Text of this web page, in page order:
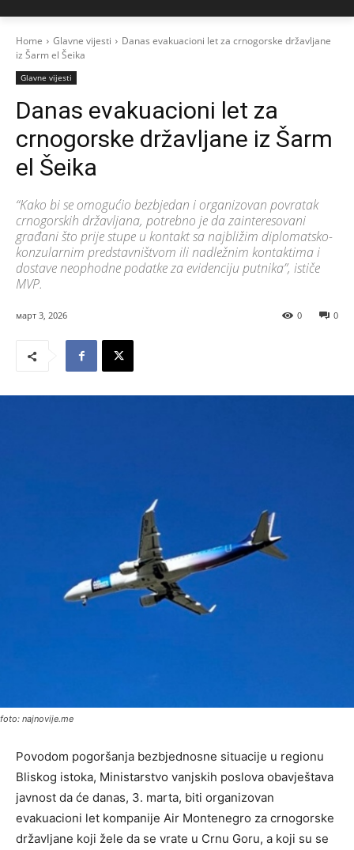
Home Glavne vijesti
Danas evakuacioni let za crnogorske državljane
iz Šarm el Šeika
Glavne vijesti
Danas evakuacioni let za
crnogorske državljane iz Šarm
el Šeika
“Kako bi se omogućio bezbjedan i organizovan povratak
crnogorskih državljana, potrebno je da zainteresovani
građani što prije stupe u kontakt sa najbližim diplomatsko-
konzularnim predstavništvom ili nadležnim kontaktima i
dostave neophodne podatke za evidenciju putnika”, ističe
MVP.
март 3, 2026 0
0
foto: najnovije.me
Povodom pogoršanja bezbjednosne situacije u regionu
Bliskog istoka, Ministarstvo vanjskih poslova obavještava
javnost da će danas, 3. marta, biti organizovan
evakuacioni let kompanije Air Montenegro za crnogorske
državljane koji žele da se vrate u Crnu Goru, a koji su se